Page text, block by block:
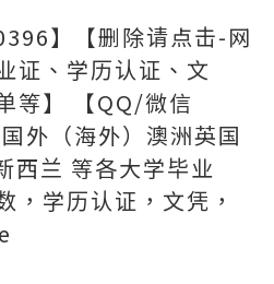
】【删除请点击-网
证、学历认证、文
等】 【QQ/微信
外（海外）澳洲英国
西兰 等各大学毕业
，学历认证，文凭，